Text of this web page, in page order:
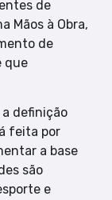
de
Mãos à Obra,
de
que
a definição
feita por
a base
são
e